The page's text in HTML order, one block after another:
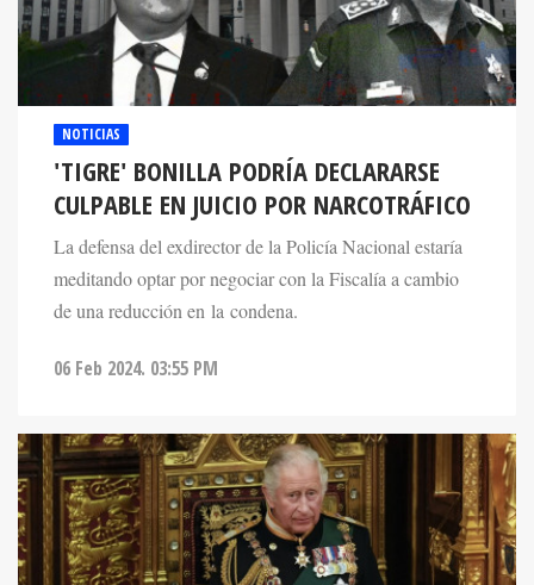
NOTICIAS
'TIGRE' BONILLA PODRÍA DECLARARSE
CULPABLE EN JUICIO POR NARCOTRÁFICO
La defensa del exdirector de la Policía Nacional estaría
meditando optar por negociar con la Fiscalía a cambio
de una reducción en la condena.
06 Feb 2024. 03:55 PM